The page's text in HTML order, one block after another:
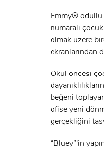
Emmy® ödüllü
numaralı
olmak üzere
ekranlarından
Okul öncesi
beğeni
ofise yeni
gerçekliğini
“Bluey”'in